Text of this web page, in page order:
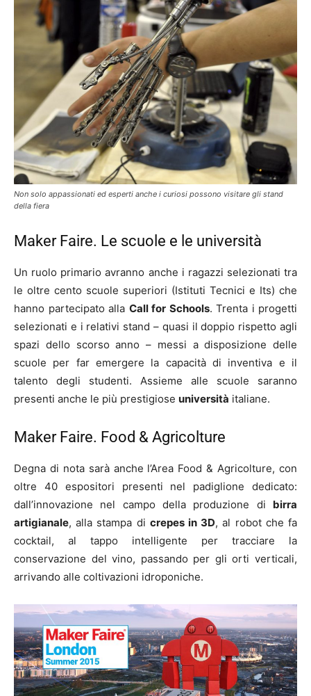
Non solo appassionati ed esperti anche i curiosi possono visitare gli stand
della fiera
Maker Faire. Le scuole e le università
Un ruolo primario avranno anche i ragazzi selezionati tra
le oltre cento scuole superiori (Istituti Tecnici e Its) che
hanno partecipato alla Call for Schools. Trenta i progetti
selezionati e i relativi stand – quasi il doppio rispetto agli
spazi dello scorso anno – messi a disposizione delle
scuole per far emergere la capacità di inventiva e il
talento degli studenti. Assieme alle scuole saranno
presenti anche le più prestigiose università italiane.
Maker Faire. Food & Agricolture
Degna di nota sarà anche l’Area Food & Agricolture, con
oltre 40 espositori presenti nel padiglione dedicato:
dall’innovazione nel campo della produzione di birra
artigianale, alla stampa di crepes in 3D, al robot che fa
cocktail, al tappo intelligente per tracciare la
conservazione del vino, passando per gli orti verticali,
arrivando alle coltivazioni idroponiche.